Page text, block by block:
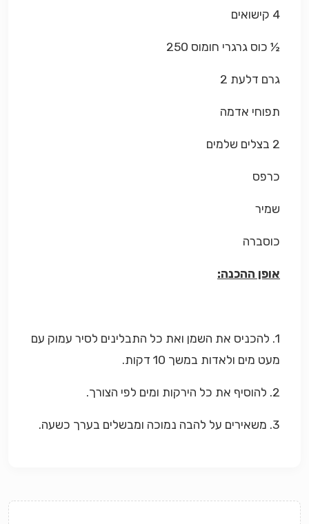
4 קישואים
½ כוס גרגרי חומוס 250
גרם דלעת 2
תפוחי אדמה
2 בצלים שלמים
כרפס
שמיר
כוסברה
אופן ההכנה:
1. להכניס את השמן ואת כל התבלינים לסיר עמוק עם
מעט מים ולאדות במשך 10 דקות.
2. להוסיף את כל הירקות ומים לפי הצורך.
3. משאירים על להבה נמוכה ומבשלים בערך כשעה.